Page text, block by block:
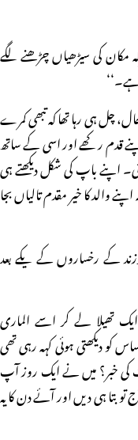
مکان کی سیڑھیاں چڑھنے لگے
چل ہی رہا تھا کہ تبھی کمرے
قدم رکھے اور اسی کے ساتھ
اپنے باپ کی شکل دیکھتے ہی
والد کا خیر مقدم تالیاں بجا
کے رخساروں کے یکے بعد
تھیلا لے کر اسے الماری
دیکھتی ہوئی کہہ رہی تھی
خبر؟ میں نے ایک روز آپ
بتا ہی دیں اور آئے دن کا یہ